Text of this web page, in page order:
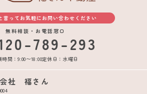
言ってお気軽にお問い合わせください
無料相談・お電話窓口
789-293
時間：9:00〜18:00定休日：水曜日
社 福さん